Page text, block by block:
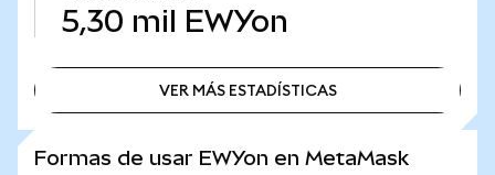
5,30 mil EWYon
VER MÁS ESTADÍSTICAS
Formas de usar EWYon en MetaMask